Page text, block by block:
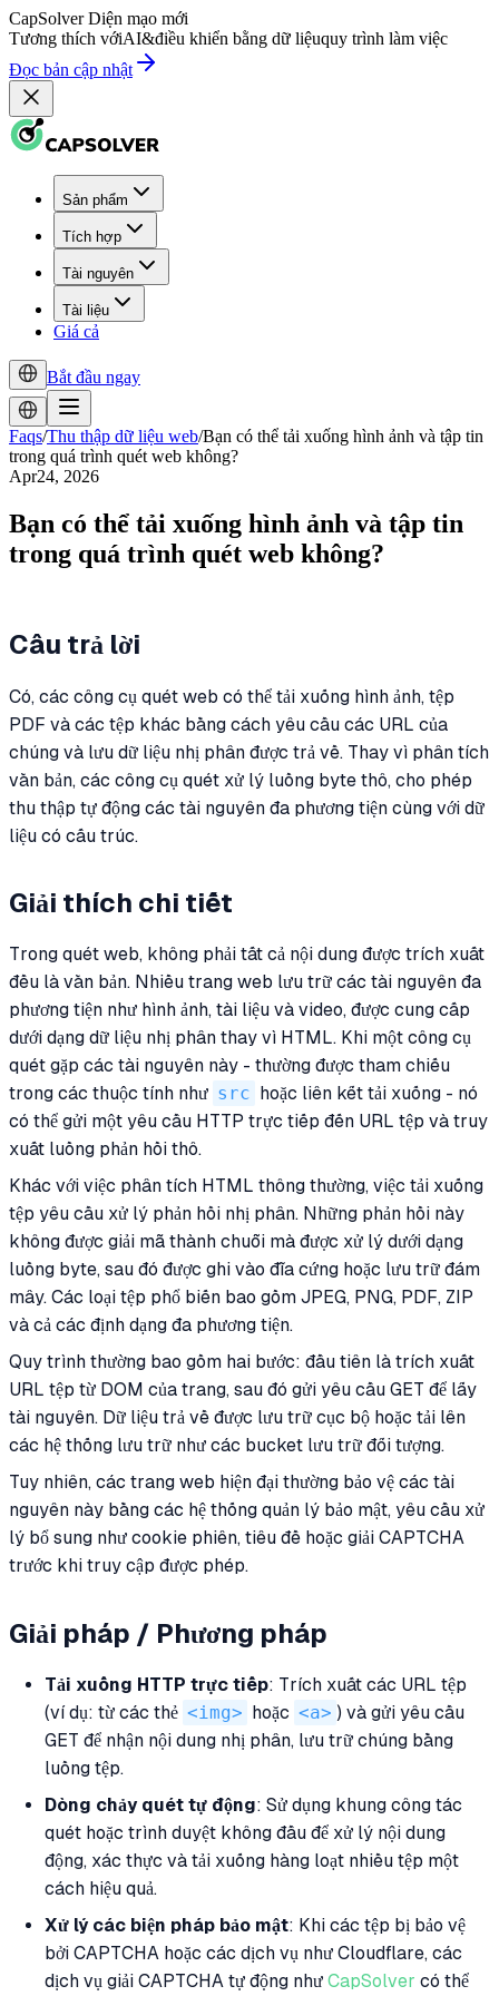
CapSolver Diện mạo mới
Tương thích vớiAI&điều khiển bằng dữ liệuquy trình làm việc
Đọc bản cập nhật
Sản phẩm
Tích hợp
Tài nguyên
Tài liệu
Giá cả
Bắt đầu ngay
Faqs/Thu thập dữ liệu web/Bạn có thể tải xuống hình ảnh và tập tin
trong quá trình quét web không?
Apr24, 2026
Bạn có thể tải xuống hình ảnh và tập tin
trong quá trình quét web không?
Câu trả lời
Có, các công cụ quét web có thể tải xuống hình ảnh, tệp
PDF và các tệp khác bằng cách yêu cầu các URL của
chúng và lưu dữ liệu nhị phân được trả về. Thay vì phân tích
văn bản, các công cụ quét xử lý luồng byte thô, cho phép
thu thập tự động các tài nguyên đa phương tiện cùng với dữ
liệu có cấu trúc.
Giải thích chi tiết
Trong quét web, không phải tất cả nội dung được trích xuất
đều là văn bản. Nhiều trang web lưu trữ các tài nguyên đa
phương tiện như hình ảnh, tài liệu và video, được cung cấp
dưới dạng dữ liệu nhị phân thay vì HTML. Khi một công cụ
quét gặp các tài nguyên này - thường được tham chiếu
trong các thuộc tính như src
hoặc liên kết tải xuống - nó
có thể gửi một yêu cầu HTTP trực tiếp đến URL tệp và truy
xuất luồng phản hồi thô.
Khác với việc phân tích HTML thông thường, việc tải xuống
tệp yêu cầu xử lý phản hồi nhị phân. Những phản hồi này
không được giải mã thành chuỗi mà được xử lý dưới dạng
luồng byte, sau đó được ghi vào đĩa cứng hoặc lưu trữ đám
mây. Các loại tệp phổ biến bao gồm JPEG, PNG, PDF, ZIP
và cả các định dạng đa phương tiện.
Quy trình thường bao gồm hai bước: đầu tiên là trích xuất
URL tệp từ DOM của trang, sau đó gửi yêu cầu GET để lấy
tài nguyên. Dữ liệu trả về được lưu trữ cục bộ hoặc tải lên
các hệ thống lưu trữ như các bucket lưu trữ đối tượng.
Tuy nhiên, các trang web hiện đại thường bảo vệ các tài
nguyên này bằng các hệ thống quản lý bảo mật, yêu cầu xử
lý bổ sung như cookie phiên, tiêu đề hoặc giải CAPTCHA
trước khi truy cập được phép.
Giải pháp / Phương pháp
Tải xuống HTTP trực tiếp: Trích xuất các URL tệp
(ví dụ: từ các thẻ <img> hoặc <a> ) và gửi yêu cầu
GET để nhận nội dung nhị phân, lưu trữ chúng bằng
luồng tệp.
Dòng chảy quét tự động: Sử dụng khung công tác
quét hoặc trình duyệt không đầu để xử lý nội dung
động, xác thực và tải xuống hàng loạt nhiều tệp một
cách hiệu quả.
Xử lý các biện pháp bảo mật: Khi các tệp bị bảo vệ
bởi CAPTCHA hoặc các dịch vụ như Cloudflare, các
dịch vụ giải CAPTCHA tự động như CapSolver có thể